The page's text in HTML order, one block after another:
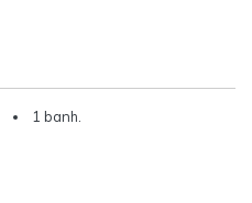
1 banh.